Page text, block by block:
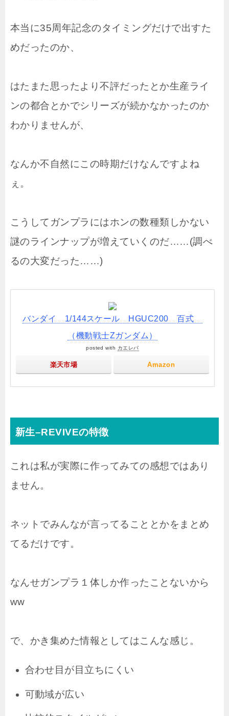
本当に35周年記念のタイミングだけで出すた
めだったのか、
はたまた思ったより不評だったとか生産ライ
ンの都合とかでシリーズが続かなかったのか
わかりませんが、
なんか不自然にこの時期だけなんですよね
ぇ。
こうしてガンプラにはホンの数種類しかない
謎のラインナップが増えていくのだ……(調べ
るの大変だった……)
バンダイ 1/144スケール HGUC200 百式
（機動戦士Zガンダム）
posted with カエレバ
楽天市場 Amazon
新生–REVIVEの特徴
これは私が実際に作ってみての感想ではあり
ません。
ネットでみんなが言ってることとかをまとめ
てるだけです。
なんせガンプラ１体しか作ったことないから
ww
で、かき集めた情報としてはこんな感じ。
合わせ目が目立ちにくい
可動域が広い